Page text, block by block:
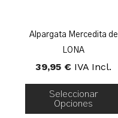
Alpargata Mercedita de
LONA
39,95€ IVA Incl.
Seleccionar
Opciones